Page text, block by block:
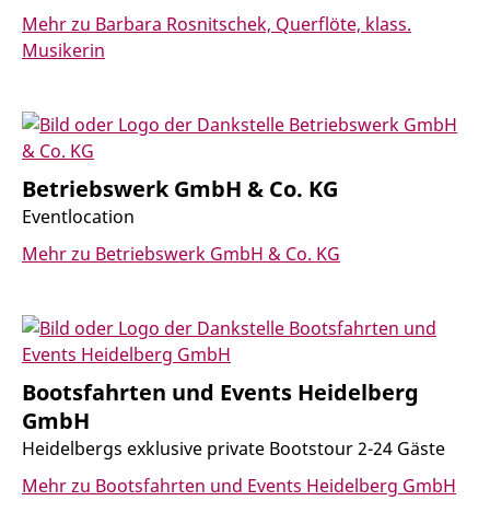
Mehr zu Barbara Rosnitschek, Querflöte, klass.
Musikerin
Betriebswerk GmbH & Co. KG
Eventlocation
Mehr zu Betriebswerk GmbH & Co. KG
Bootsfahrten und Events Heidelberg
GmbH
Heidelbergs exklusive private Bootstour 2-24 Gäste
Mehr zu Bootsfahrten und Events Heidelberg GmbH